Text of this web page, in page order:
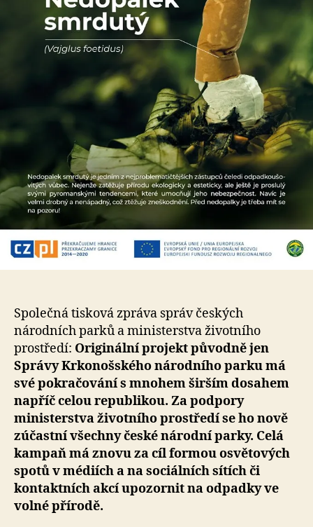
Společná tisková zpráva správ českých
národních parků a ministerstva životního
prostředí: Originální projekt původně jen
Správy Krkonošského národního parku má
své pokračování s mnohem širším dosahem
napříč celou republikou. Za podpory
ministerstva životního prostředí se ho nově
zúčastní všechny české národní parky. Celá
kampaň má znovu za cíl formou osvětových
spotů v médiích a na sociálních sítích či
kontaktních akcí upozornit na odpadky ve
volné přírodě.